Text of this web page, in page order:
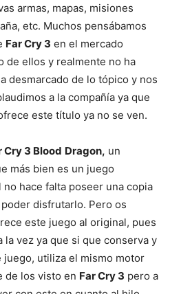
armas, mapas, misiones
etc. Muchos pensábamos
Far Cry 3 en el mercado
de ellos y realmente no ha
desmarcado de lo tópico y nos
a la compañía ya que
este título ya no se ven.
Cry 3 Blood Dragon, un
más bien es un juego
hace falta poseer una copia
disfrutarlo. Pero os
este juego al original, pues
la vez ya que si que conserva y
juego, utiliza el mismo motor
de los visto en Far Cry 3 pero a